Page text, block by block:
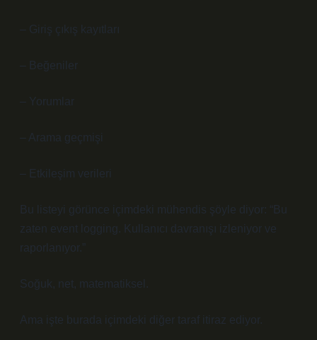
– Giriş çıkış kayıtları
– Beğeniler
– Yorumlar
– Arama geçmişi
– Etkileşim verileri
Bu listeyi görünce içimdeki mühendis şöyle diyor: “Bu
zaten event logging. Kullanıcı davranışı izleniyor ve
raporlanıyor.”
Soğuk, net, matematiksel.
Ama işte burada içimdeki diğer taraf itiraz ediyor.